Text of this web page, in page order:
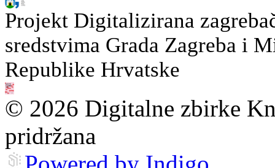
Projekt Digitalizirana
sredstvima Grada Zagreba i
Republike Hrvatske
© 2026 Digitalne zbirke
pridržana